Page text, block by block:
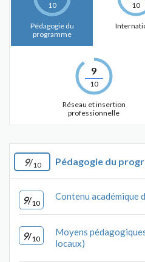
10
Pédagogie du
programme
10
9
10
Réseau et insertion
professionnelle
9/10 Pédagogie du
9/10
Contenu académique
9/10
Moyens
locaux)